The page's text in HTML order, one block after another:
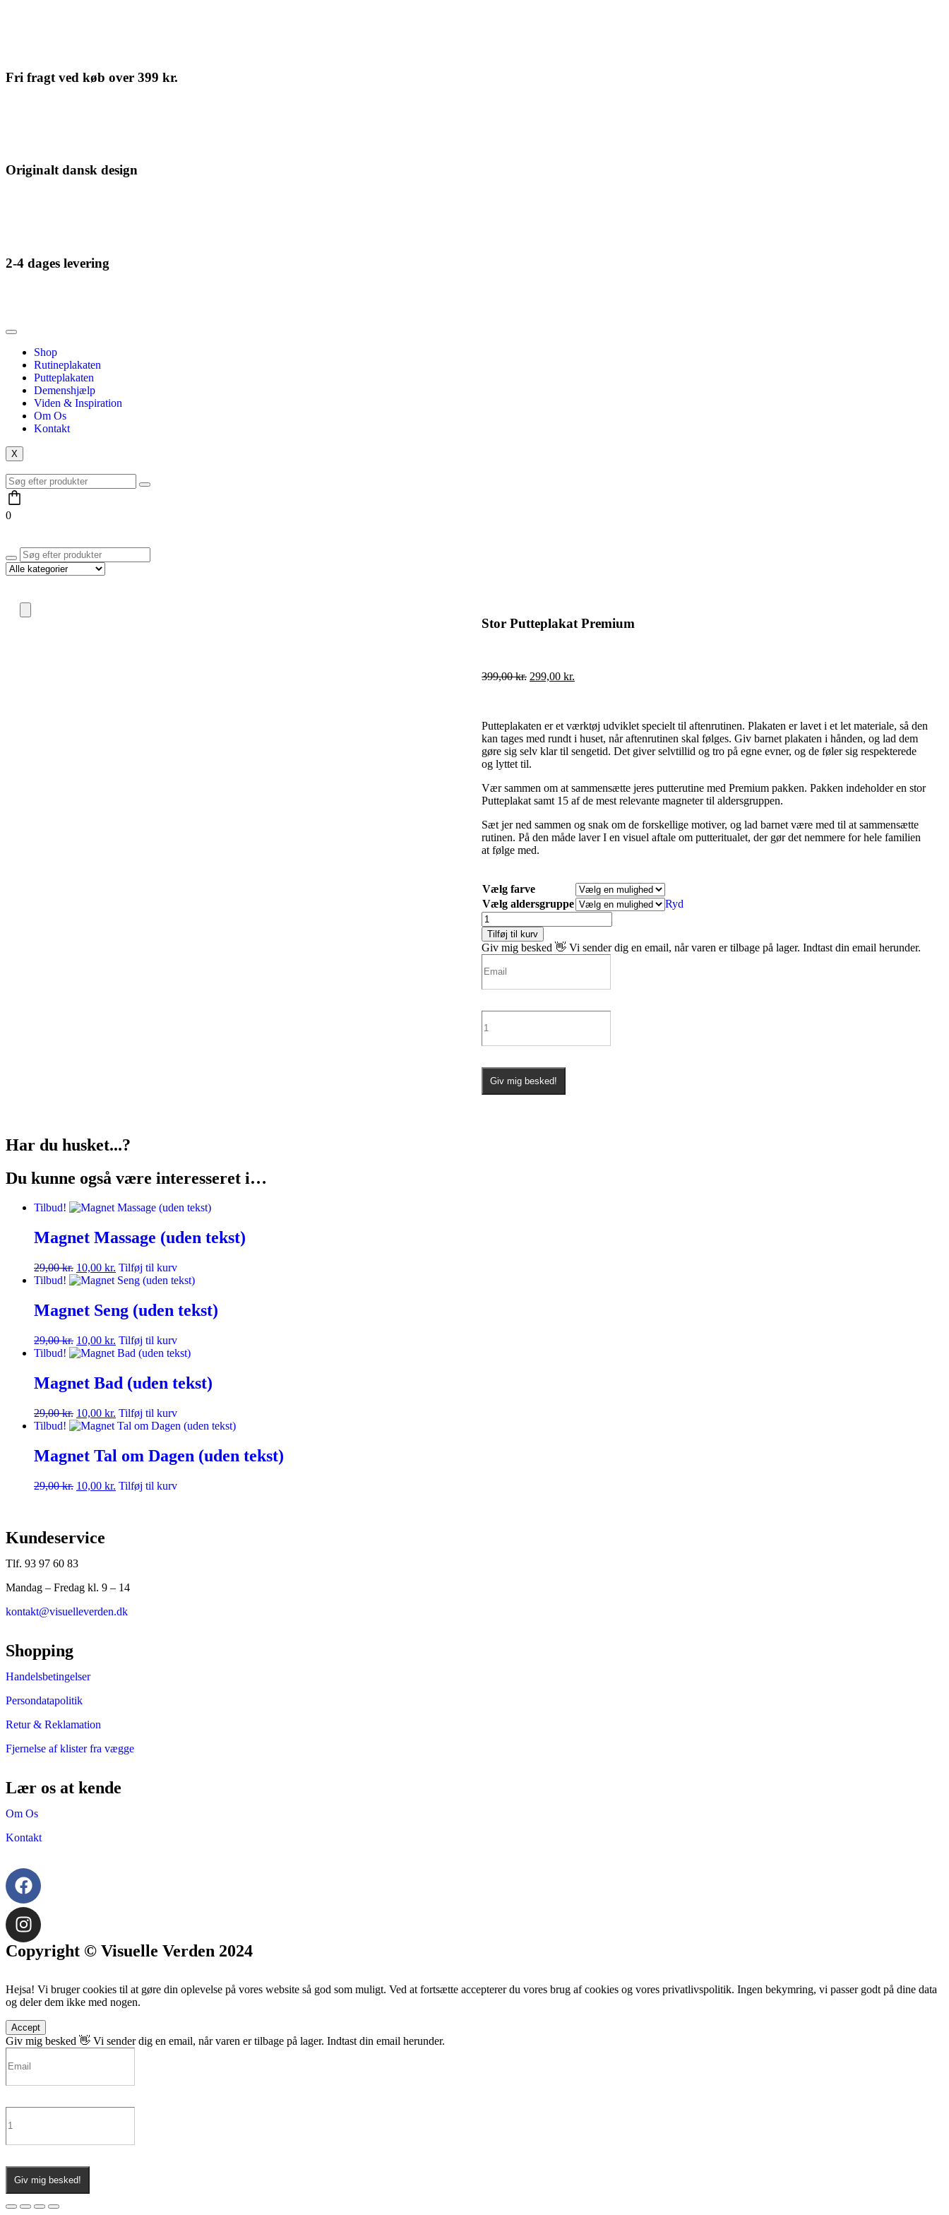
Fri fragt ved køb over 399 kr.
Originalt dansk design
2-4 dages levering
Shop
Rutineplakaten
Putteplakaten
Demenshjælp
Viden & Inspiration
Om Os
Kontakt
X
0
Stor Putteplakat Premium
399,00kr. 299,00 kr.
Putteplakaten er et værktøj udviklet specielt til aftenrutinen. Plakaten er lavet i et let materiale, så den
kan tages med rundt i huset, når aftenrutinen skal følges. Giv barnet plakaten i hånden, og lad dem
gøre sig selv klar til sengetid. Det giver selvtillid og tro på egne evner, og de føler sig respekterede
og lyttet til.
Vær sammen om at sammensætte jeres putterutine med Premium pakken. Pakken indeholder en stor
Putteplakat samt 15 af de mest relevante magneter til aldersgruppen.
Sæt jer ned sammen og snak om de forskellige motiver, og lad barnet være med til at sammensætte
rutinen. På den måde laver I en visuel aftale om putteritualet, der gør det nemmere for hele familien
at følge med.
Vælg farve
Vælg aldersgruppe
Ryd
Tilføj til kurv
Giv mig besked 👋 Vi sender dig en email, når varen er tilbage på lager. Indtast din email herunder.
Giv mig besked!
Har du husket...?
Du kunne også være interesseret i…
Tilbud!
Magnet Massage (uden tekst)
29,00kr. 10,00 kr. Tilføj til kurv
Tilbud!
Magnet Seng (uden tekst)
29,00kr. 10,00 kr. Tilføj til kurv
Tilbud!
Magnet Bad (uden tekst)
29,00kr. 10,00 kr. Tilføj til kurv
Tilbud!
Magnet Tal om Dagen (uden tekst)
29,00kr. 10,00 kr. Tilføj til kurv
Kundeservice
Tlf. 93 97 60 83
Mandag – Fredag kl. 9 – 14
kontakt@visuelleverden.dk
Shopping
Handelsbetingelser
Persondatapolitik
Retur & Reklamation
Fjernelse af klister fra vægge
Lær os at kende
Om Os
Kontakt
Copyright © Visuelle Verden 2024
Hejsa! Vi bruger cookies til at gøre din oplevelse på vores website så god som muligt. Ved at fortsætte accepterer du vores brug af cookies og vores privatlivspolitik. Ingen bekymring, vi passer godt på dine data
og deler dem ikke med nogen.
Accept
Giv mig besked 👋 Vi sender dig en email, når varen er tilbage på lager. Indtast din email herunder.
Giv mig besked!